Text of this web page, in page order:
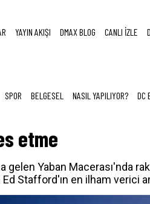
YAYIN AKIŞI DMAX BLOG CANLI İZLE
SPOR BELGESEL NASIL YAPILIYOR? DC
etme
gelen Yaban Macerası'nda
Stafford'ın en ilham verici